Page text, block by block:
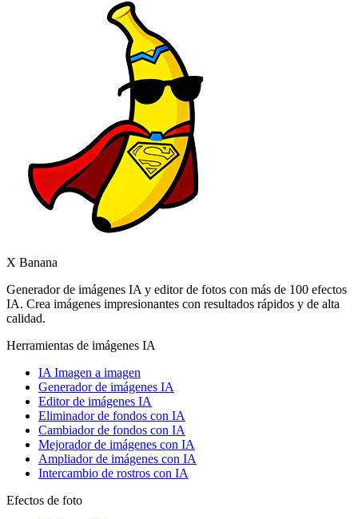
X Banana
Generador de imágenes IA y editor de fotos con más de 100 efectos
IA. Crea imágenes impresionantes con resultados rápidos y de alta
calidad.
Herramientas de imágenes IA
IA Imagen a imagen
Generador de imágenes IA
Editor de imágenes IA
Eliminador de fondos con IA
Cambiador de fondos con IA
Mejorador de imágenes con IA
Ampliador de imágenes con IA
Intercambio de rostros con IA
Efectos de foto